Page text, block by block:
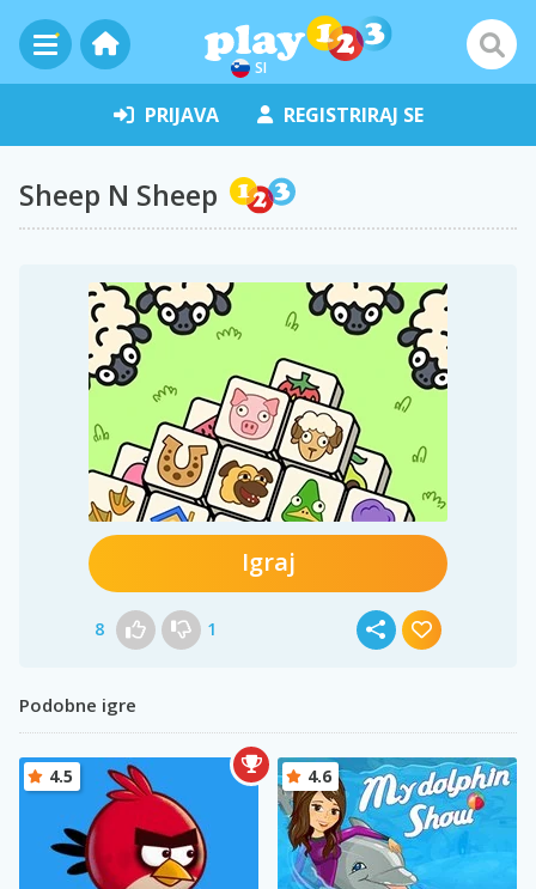
SI
PRIJAVA REGISTRIRAJ SE
Sheep N Sheep
Igraj
8 1
Podobne igre
4.5 4.6